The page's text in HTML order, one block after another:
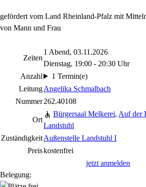
gefördert vom Land Rheinland-Pfalz mit
von Mann und Frau
Zeiten
1 Abend, 03.11.2026
Dienstag, 19:00 - 20:30 Uhr
Anzahl
1 Termin(e)
LeitungAngelika Schmalbach
Nummer262.40108
Ort
Bürgersaal Melkerei, Auf der
Landstuhl
ZuständigkeitAußenstelle Landstuhl I
Preiskostenfrei
jetzt anmelden
Belegung: